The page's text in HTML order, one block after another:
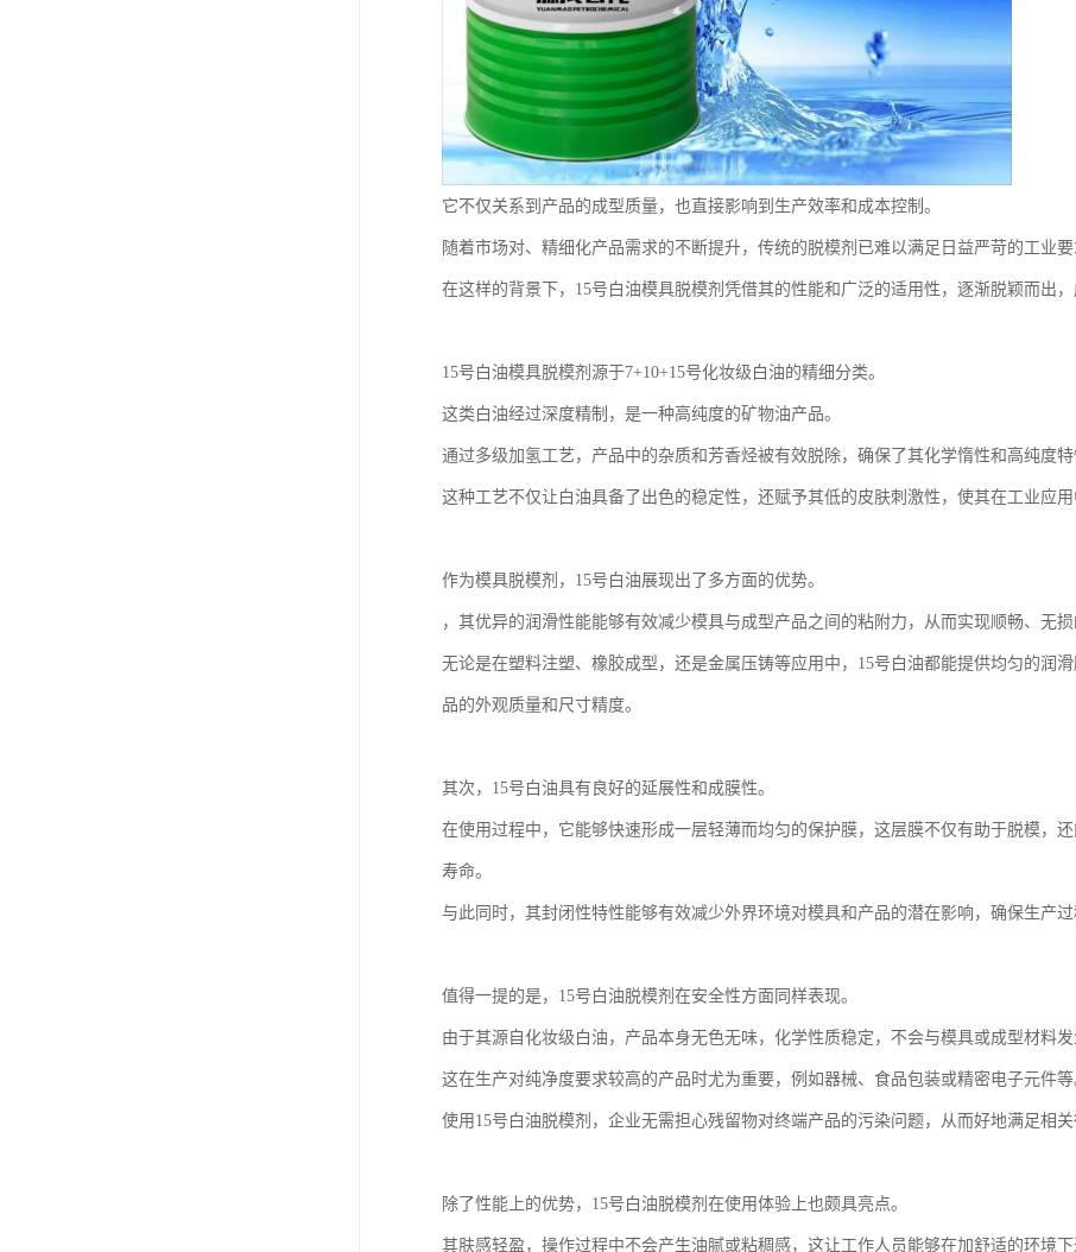
它不仅关系到产品的成型质量，也直接影响到生产效率和成本控制。
随着市场对、精细化产品需求的不断提升，传统的脱模剂已难以满足日益严苛的工业要
在这样的背景下，15号白油模具脱模剂凭借其的性能和广泛的适用性，逐渐脱颖而出，
15号白油模具脱模剂源于7+10+15号化妆级白油的精细分类。
这类白油经过深度精制，是一种高纯度的矿物油产品。
通过多级加氢工艺，产品中的杂质和芳香烃被有效脱除，确保了其化学惰性和高纯度特
这种工艺不仅让白油具备了出色的稳定性，还赋予其低的皮肤刺激性，使其在工业应用
作为模具脱模剂，15号白油展现出了多方面的优势。
，其优异的润滑性能能够有效减少模具与成型产品之间的粘附力，从而实现顺畅、无损
无论是在塑料注塑、橡胶成型，还是金属压铸等应用中，15号白油都能提供均匀的润
品的外观质量和尺寸精度。
其次，15号白油具有良好的延展性和成膜性。
在使用过程中，它能够快速形成一层轻薄而均匀的保护膜，这层膜不仅有助于脱模，
寿命。
与此同时，其封闭性特性能够有效减少外界环境对模具和产品的潜在影响，确保生产过
值得一提的是，15号白油脱模剂在安全性方面同样表现。
由于其源自化妆级白油，产品本身无色无味，化学性质稳定，不会与模具或成型材料发
这在生产对纯净度要求较高的产品时尤为重要，例如器械、食品包装或精密电子元件等
使用15号白油脱模剂，企业无需担心残留物对终端产品的污染问题，从而好地满足相关
除了性能上的优势，15号白油脱模剂在使用体验上也颇具亮点。
其肤感轻盈，操作过程中不会产生油腻或粘稠感，这让工作人员能够在加舒适的环境下